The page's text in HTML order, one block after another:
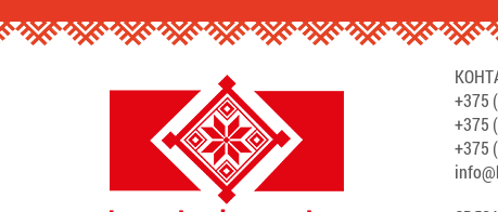
+375
+375
+375